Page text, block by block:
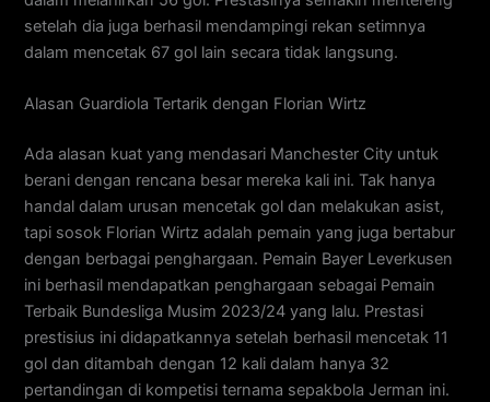
setelah dia juga berhasil mendampingi rekan setimnya
dalam mencetak 67 gol lain secara tidak langsung.
Alasan Guardiola Tertarik dengan Florian Wirtz
Ada alasan kuat yang mendasari Manchester City untuk
berani dengan rencana besar mereka kali ini. Tak hanya
handal dalam urusan mencetak gol dan melakukan asist,
tapi sosok Florian Wirtz adalah pemain yang juga bertabur
dengan berbagai penghargaan. Pemain Bayer Leverkusen
ini berhasil mendapatkan penghargaan sebagai Pemain
Terbaik Bundesliga Musim 2023/24 yang lalu. Prestasi
prestisius ini didapatkannya setelah berhasil mencetak 11
gol dan ditambah dengan 12 kali dalam hanya 32
pertandingan di kompetisi ternama sepakbola Jerman ini.